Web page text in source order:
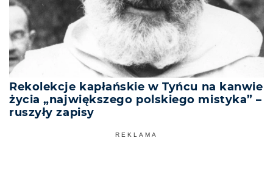
Rekolekcje kapłańskie w Tyńcu na kanwie
życia „największego polskiego mistyka” –
ruszyły zapisy
REKLAMA